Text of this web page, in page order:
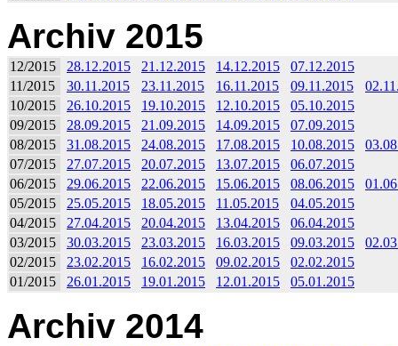
Archiv 2015
12/2015 28.12.2015 21.12.2015 14.12.2015
07.12.2015
11/2015
30.11.2015 23.11.2015 16.11.2015 09.11.2015
10/2015
26.10.2015 19.10.2015 12.10.2015
05.10.2015
09/2015
28.09.2015 21.09.2015 14.09.2015
07.09.2015
08/2015
31.08.2015 24.08.2015 17.08.2015 10.08.2015
07/2015
27.07.2015 20.07.2015 13.07.2015
06.07.2015
06/2015
29.06.2015 22.06.2015 15.06.2015 08.06.2015
05/2015
25.05.2015 18.05.2015 11.05.2015
04.05.2015
04/2015
27.04.2015 20.04.2015 13.04.2015
06.04.2015
03/2015
30.03.2015 23.03.2015 16.03.2015 09.03.2015
02/2015
23.02.2015 16.02.2015 09.02.2015
02.02.2015
01/2015
26.01.2015 19.01.2015 12.01.2015 05.01.2015
Archiv 2014